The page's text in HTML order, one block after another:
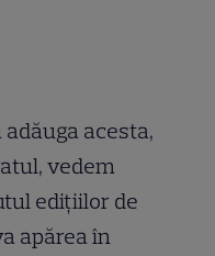
acesta,
vedem
edițiilor de
apărea în